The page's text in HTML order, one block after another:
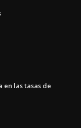
las tasas de